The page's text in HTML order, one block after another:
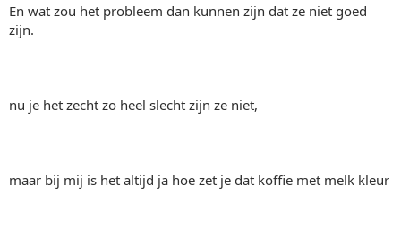
En wat zou het probleem dan kunnen zijn dat ze niet goed
zijn.
nu je het zecht zo heel slecht zijn ze niet,
maar bij mij is het altijd ja hoe zet je dat koffie met melk kleur